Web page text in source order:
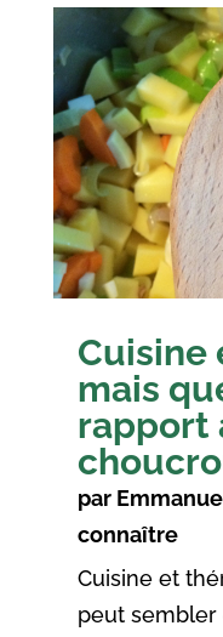
Cuisine
mais
rapport
par
connaître
Cuisine et
peut sembler